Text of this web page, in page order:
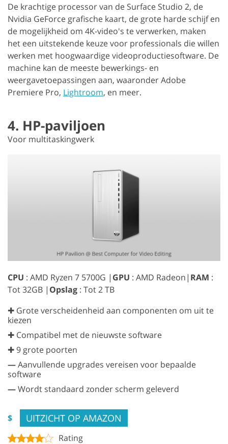
De krachtige processor van de Surface Studio 2, de
Nvidia GeForce grafische kaart, de grote harde schijf en
de mogelijkheid om 4K-video's te verwerken, maken
het een uitstekende keuze voor professionals die willen
werken met hoogwaardige videoproductiesoftware. De
machine kan de meeste bewerkings- en
weergavetoepassingen aan, waaronder Adobe
Premiere Pro, Lightroom, en meer.
4. HP-paviljoen
Voor multitaskingwerk
CPU : AMD Ryzen 7 5700G | GPU : AMD Radeon| RAM :
Tot 32GB | Opslag : Tot 2 TB
✚ Grote verscheidenheid aan componenten om uit te
kiezen
✚ Compatibel met de nieuwste software
✚ 9 grote poorten
—Aanvullende upgrades vereisen voor bepaalde
software
—Wordt standaard zonder scherm geleverd
$ UITZICHT OP AMAZON
Rating